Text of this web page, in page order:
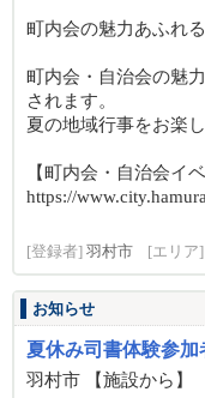
町内会の魅力あふれ
町内会・自治会の魅
されます。
夏の地域行事をお楽
【町内会・自治会イ
https://
[登録者] 羽村市 [エリア]
お知らせ
夏休み司書体験参加
羽村市 【施設から】